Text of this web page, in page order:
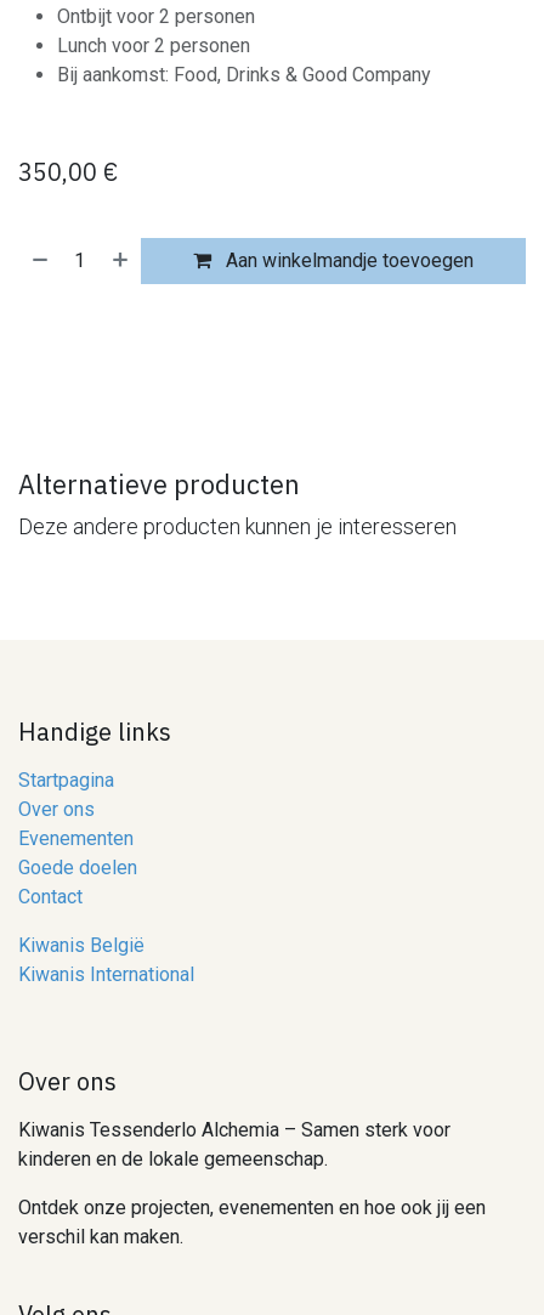
Ontbijt voor 2 personen
Lunch voor 2 personen
Bij aankomst: Food, Drinks & Good Company
350,00 €
Aan winkelmandje toevoegen
Alternatieve producten
Deze andere producten kunnen je interesseren
Handige links
Startpagina
Over ons
Evenementen
Goede doelen
Contact
Kiwanis België
Kiwanis International
Over ons
Kiwanis Tessenderlo Alchemia – Samen sterk voor
kinderen en de lokale gemeenschap.
Ontdek onze projecten, evenementen en hoe ook jij een
verschil kan maken.